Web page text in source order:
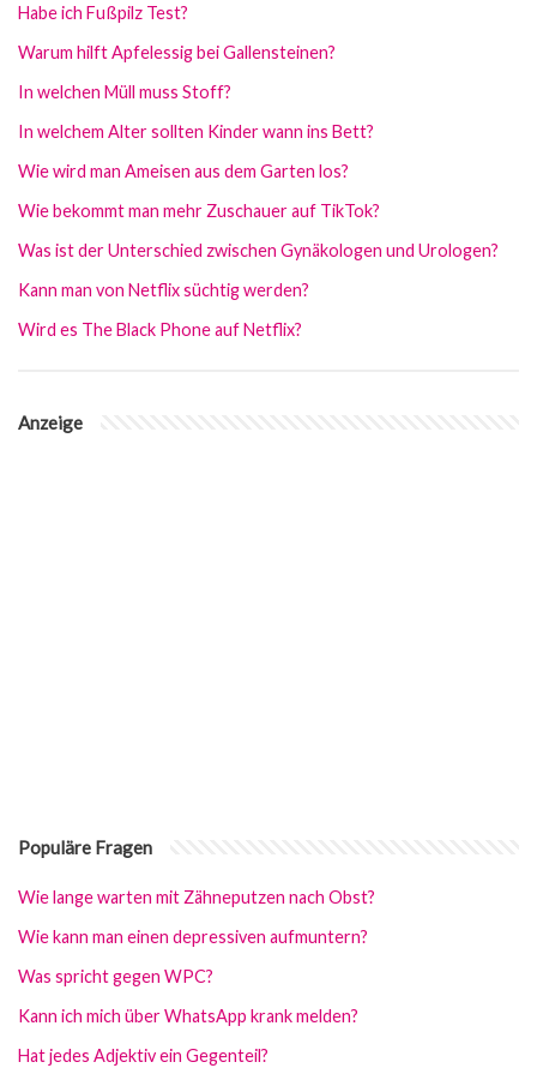
Habe ich Fußpilz Test?
Warum hilft Apfelessig bei Gallensteinen?
In welchen Müll muss Stoff?
In welchem Alter sollten Kinder wann ins Bett?
Wie wird man Ameisen aus dem Garten los?
Wie bekommt man mehr Zuschauer auf TikTok?
Was ist der Unterschied zwischen Gynäkologen und Urologen?
Kann man von Netflix süchtig werden?
Wird es The Black Phone auf Netflix?
Anzeige
Populäre Fragen
Wie lange warten mit Zähneputzen nach Obst?
Wie kann man einen depressiven aufmuntern?
Was spricht gegen WPC?
Kann ich mich über WhatsApp krank melden?
Hat jedes Adjektiv ein Gegenteil?